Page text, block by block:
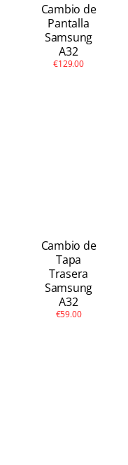
Cambio de
Pantalla
Samsung
A32
€129.00
Cambio de
Tapa
Trasera
Samsung
A32
€59.00